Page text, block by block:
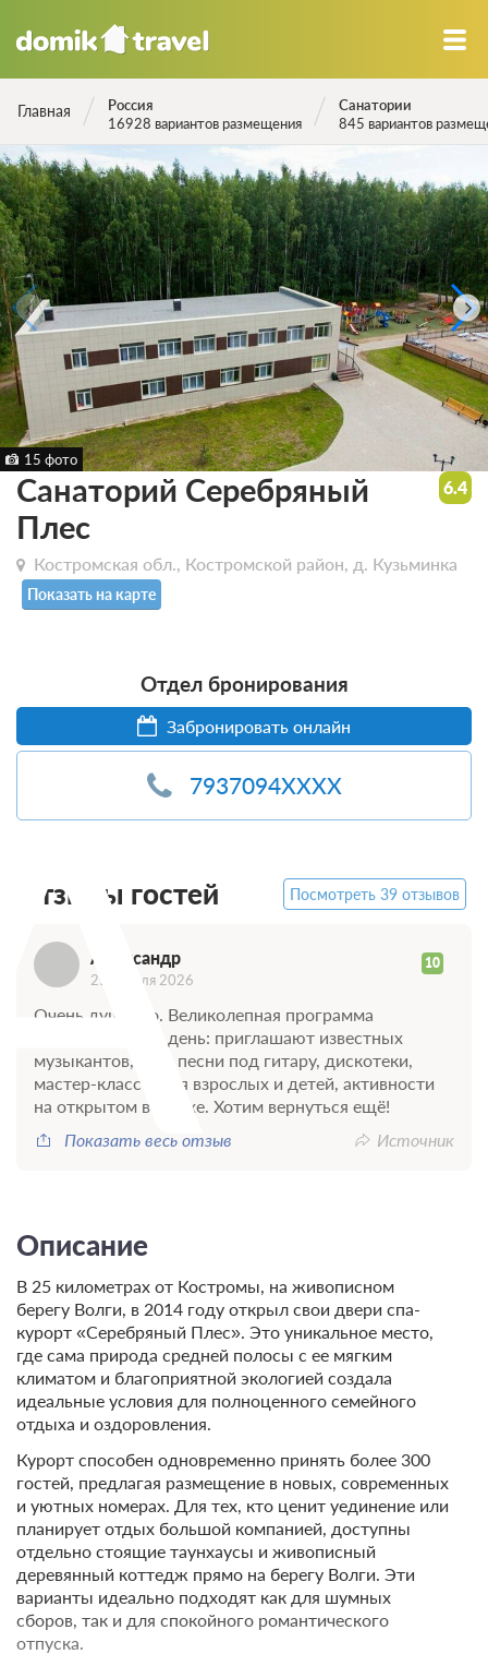
Главная
Россия
16928 вариантов размещения
Санатории
845 вариантов
15 фото
Санаторий Серебряный
Плес
Костромская обл., Костромской район, д. Кузьминка
Показать на карте
Отдел бронирования
Забронировать онлайн
7937094XXXX
6.4
Отзывы гостей Посмотреть 39 отзывов
Александр 10
25 апреля 2026
Очень душевно. Великолепная программа
мероприятий на день: приглашают известных
музыкантов, есть песни под гитару, дискотеки,
мастер-классы для взрослых и детей, активности
на открытом воздухе. Хотим вернуться ещё!
Показать весь отзыв
Источник
Описание
В 25 километрах от Костромы, на живописном
берегу Волги, в 2014 году открыл свои двери спа-
курорт «Серебряный Плес». Это уникальное место,
где сама природа средней полосы с ее мягким
климатом и благоприятной экологией создала
идеальные условия для полноценного семейного
отдыха и оздоровления.
Курорт способен одновременно принять более 300
гостей, предлагая размещение в новых, современных
и уютных номерах. Для тех, кто ценит уединение или
планирует отдых большой компанией, доступны
отдельно стоящие таунхаусы и живописный
деревянный коттедж прямо на берегу Волги. Эти
варианты идеально подходят как для шумных
сборов, так и для спокойного романтического
отпуска.